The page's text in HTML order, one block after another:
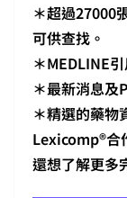
＊超過27000
可供查找。
＊MEDLINE
＊最新消息及
＊精選的藥物
Lexicomp®合
還想了解更多